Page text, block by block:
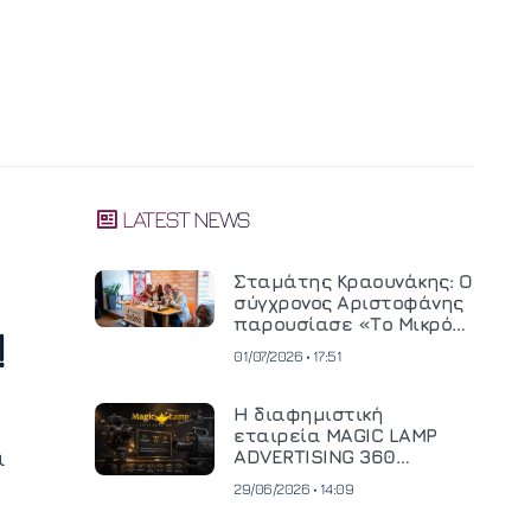
LATEST NEWS
Σταμάτης Κραουνάκης: Ο
σύγχρονος Αριστοφάνης
παρουσίασε «Το Μικρό
01/07/2026 • 17:51
Η διαφημιστική
εταιρεία MAGIC LAMP
ADVERTISING 360
κινηματογραφική
29/06/2026 • 14:09